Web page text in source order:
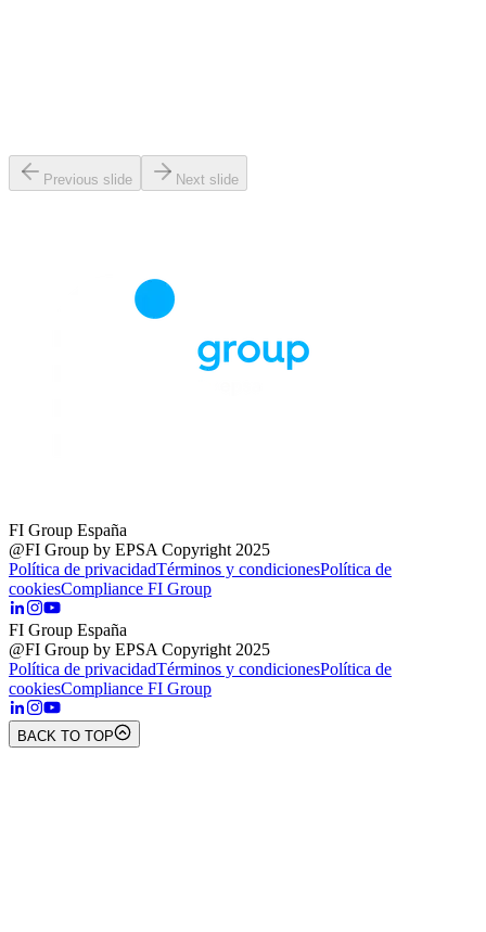
Previous slide Next slide
FI Group España
@FI Group by EPSA Copyright 2025
Política de privacidadTérminos y condicionesPolítica de
cookiesCompliance FI Group
FI Group España
@FI Group by EPSA Copyright 2025
Política de privacidadTérminos y condicionesPolítica de
cookiesCompliance FI Group
BACK TO TOP